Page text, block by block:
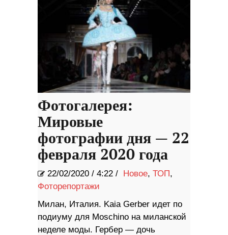
Фотогалерея:
Мировые
фотографии дня — 22
февраля 2020 года
22/02/2020 / 4:22 / Новое, ТОП,
Фоторепортажи
Милан, Италия. Kaia Gerber идет по
подиуму для Moschino на миланской
неделе моды. Гербер — дочь